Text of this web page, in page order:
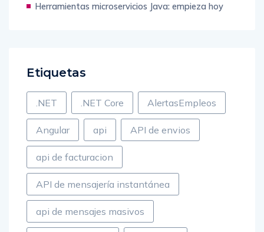
Herramientas microservicios Java: empieza hoy
Etiquetas
.NET .NET Core AlertasEmpleos
Angular api API de envios
api de facturacion
API de mensajería instantánea
api de mensajes masivos